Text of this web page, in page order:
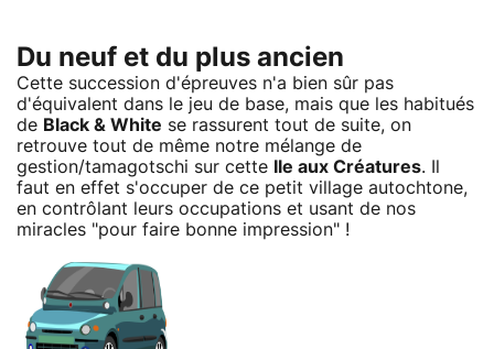
Du neuf et du plus ancien
Cette succession d'épreuves n'a bien sûr pas
d'équivalent dans le jeu de base, mais que les habitués
de Black & White se rassurent tout de suite, on
retrouve tout de même notre mélange de
gestion/tamagotschi sur cette
Ile aux Créatures. Il
faut en effet s'occuper de ce petit village autochtone,
en contrôlant leurs occupations et usant de nos
miracles "pour faire bonne impression" !